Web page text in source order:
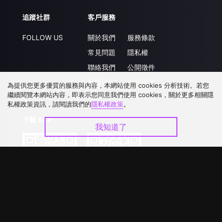
追蹤社群
FOLLOW US
客戶服務
關於我們
常見問題
聯絡我們
升級VIP
服務條款
隱私權
公開徵件
合作洽談
下載 APP
為提供您更多優質的服務與內容，本網站使用 cookies 分析技術。若您
繼續閱覽本網站內容，即表示您同意我們使用 cookies，關於更多相關隱
私權政策資訊，請閱讀我們的隱私權政策。
我知道了